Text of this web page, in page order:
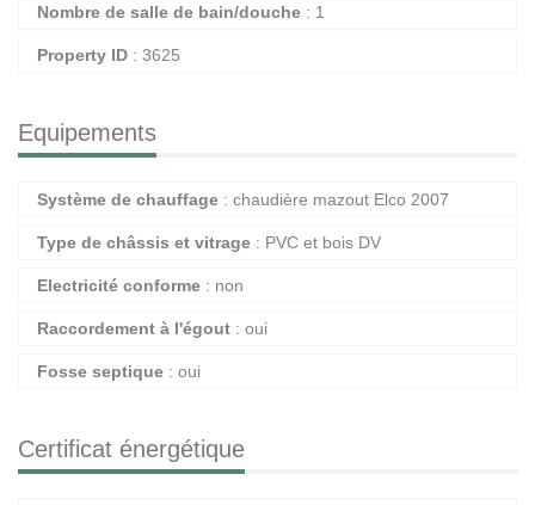
Nombre de salle de bain/douche : 1
Property ID : 3625
Equipements
Système de chauffage : chaudière mazout Elco 2007
Type de châssis et vitrage : PVC et bois DV
Electricité conforme : non
Raccordement à l'égout : oui
Fosse septique : oui
Certificat énergétique